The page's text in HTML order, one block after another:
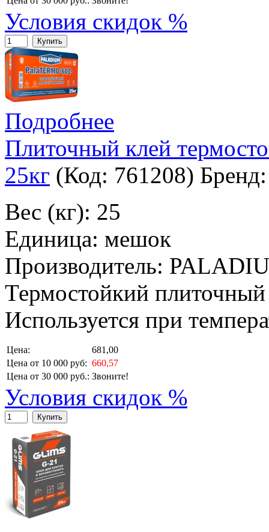
Условия скидок %
Купить
Подробнее
Плиточный клей
25кг (Код: 761208)
Вес (кг): 25
Единица: мешок
Производитель:
Термостойкий
Используется при
Цена:
681,00
Цена от 10 000 руб: 660,57
Цена от 30 000 руб.: Звоните!
Условия скидок %
Купить